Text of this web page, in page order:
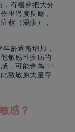
，有機會把大分
出過度反應，
狀（濕疹），
齡逐漸增加，
敏感性疾病的
，可能會為BB
致敏原大量存
感？